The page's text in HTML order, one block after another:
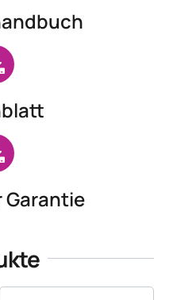
Garantie